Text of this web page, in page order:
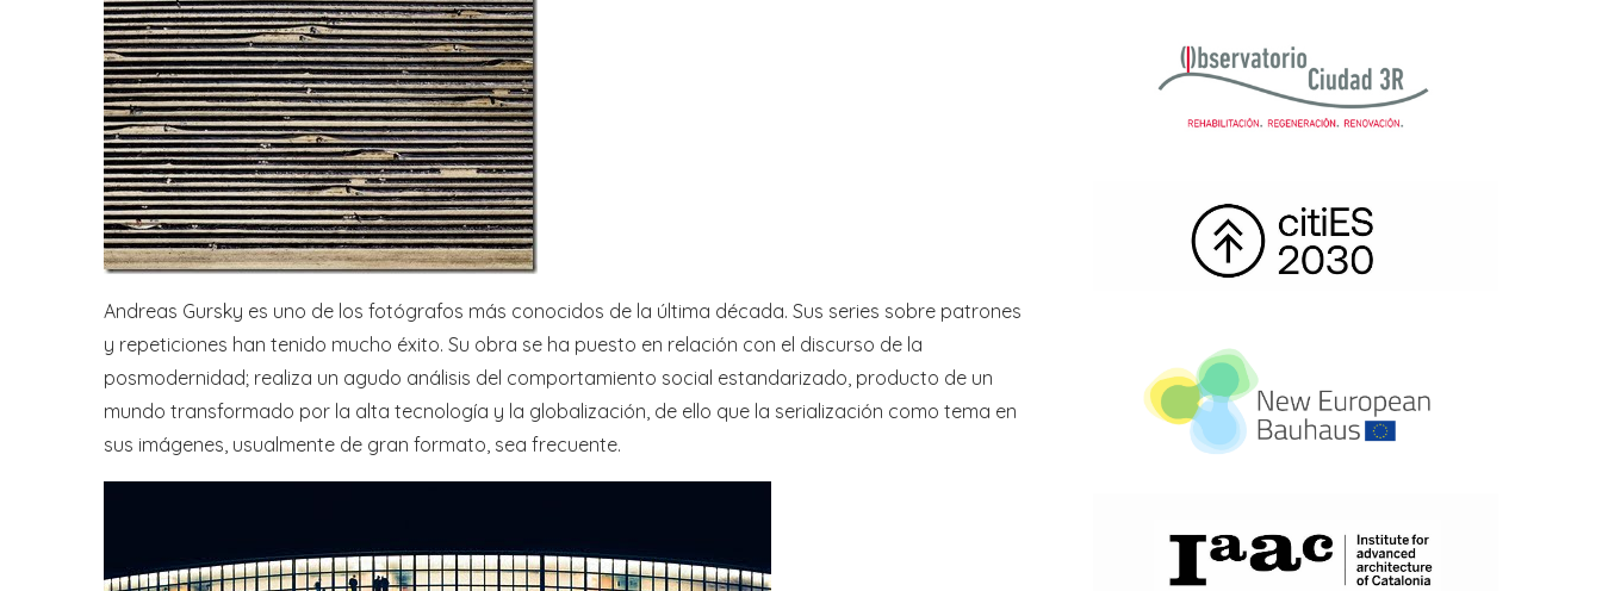
Andreas Gursky es uno de los fotógrafos más conocidos de la última década. Sus series sobre patrones
y repeticiones han tenido mucho éxito. Su obra se ha puesto en relación con el discurso de la
posmodernidad; realiza un agudo análisis del comportamiento social estandarizado, producto de un
mundo transformado por la alta tecnología y la globalización, de ello que la serialización como tema en
sus imágenes, usualmente de gran formato, sea frecuente.